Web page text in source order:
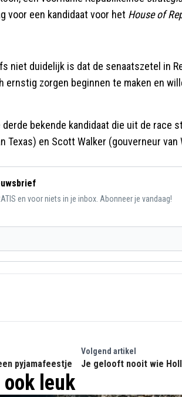
voor een kandidaat voor het House of
niet duidelijk is dat de senaatszetel in
zorgen beginnen te maken en
bekende kandidaat die uit de race
Texas) en Scott Walker (gouverneur
en voor niets in je inbox. Abonneer je vandaag!
pyjamafeestje
Volgend artikel
Je gelooft nooit wie
leuk